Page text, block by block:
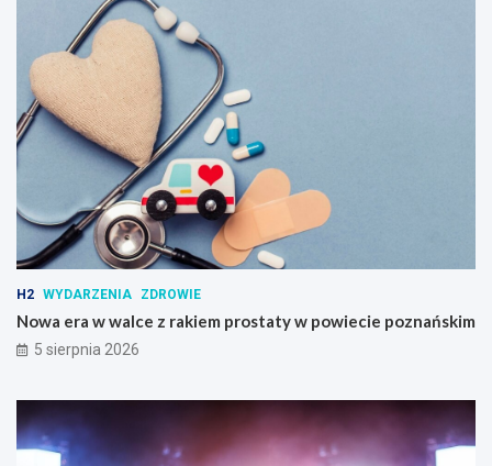
H2 WYDARZENIA ZDROWIE
Nowa era w walce z rakiem prostaty w powiecie poznańskim
5 sierpnia 2026